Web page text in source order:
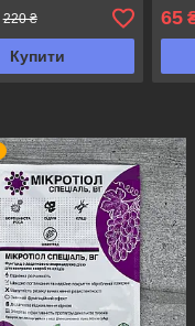
220 ₴
Купити
65